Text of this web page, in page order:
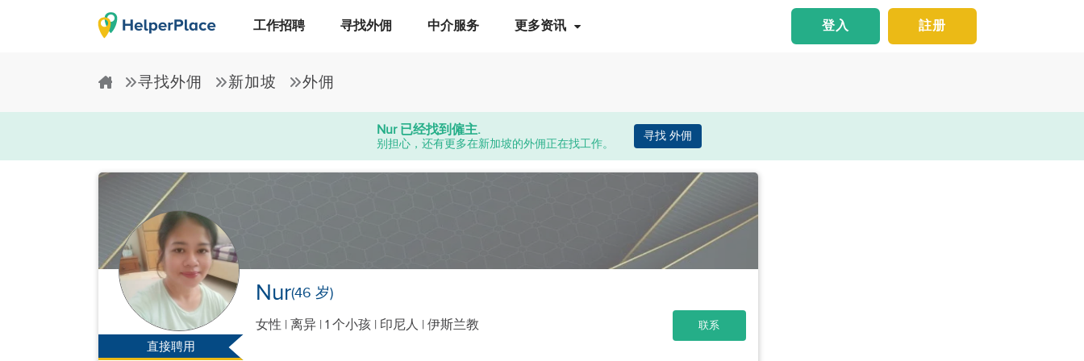
工作招聘 寻找外佣 中介服务 更多资讯 註册
登入
寻找外佣 新加坡 外佣
Nur 已经找到僱主.
别担心，还有更多在新加坡的外佣正在找工作。
寻找 外佣
直接聘用
Nur(46 岁)
女性 | 离异 | 1 个小孩 | 印尼人 | 伊斯兰教 联系